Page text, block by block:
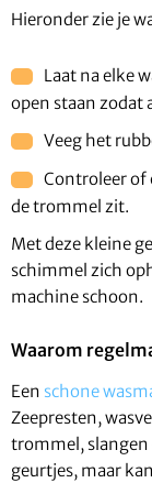
Hieronder zie je
Laat na elke
open staan zodat
Veeg het
Controleer of
de trommel zit.
Met deze kleine
schimmel zich
machine schoon.
Waarom
Een schone
Zeepresten,
trommel, slangen
geurtjes, maar